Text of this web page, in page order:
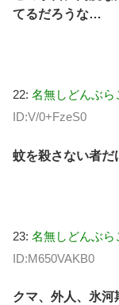
てるだろうな…
22: 名無しどんぶら
ID:V/0+FzeS0
蚊を殺さない者だ
23: 名無しどんぶら
ID:M650VAKB0
クマ、外人、氷